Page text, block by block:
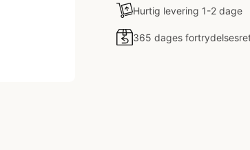
Hurtig levering 1-2 dage
365 dages